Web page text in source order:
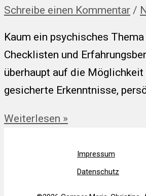
Schreibe einen Kommentar /
Kaum ein psychisches
Checklisten und
überhaupt auf die
gesicherte Erkenntnisse,
ADHS:
Weiterlesen »
Impressum
Datenschutz